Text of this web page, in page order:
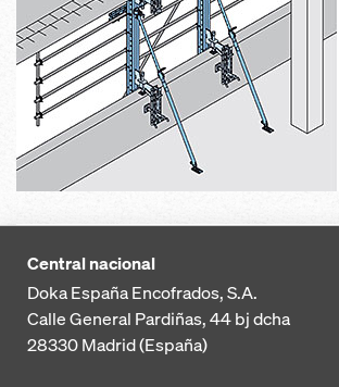
Central nacional
Doka España Encofrados, S.A.
Calle General Pardiñas, 44 bj dcha
28330Madrid (España)